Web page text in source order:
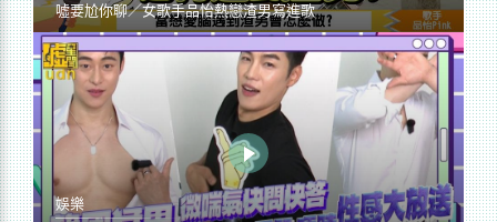
噓要尬你聊／女歌手品怡熱戀渣男寫進歌
娛樂